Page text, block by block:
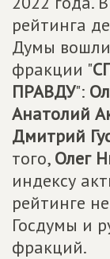
рейтинга
Думы вошли
фракции "
ПРАВДУ":
Анатолий
Дмитрий
того, Олег
индексу
рейтинге
Госдумы и
фракций.